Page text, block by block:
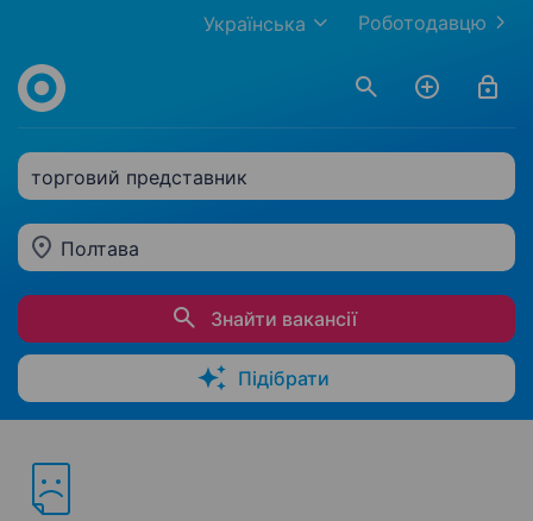
Роботодавцю
Українська
торговий представник
Полтава
Знайти вакансії
Підібрати